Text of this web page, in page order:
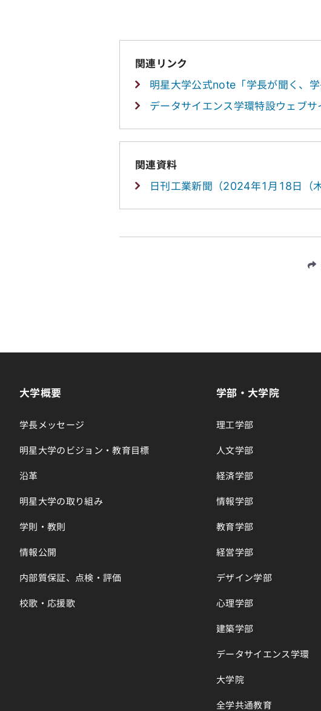
関連リンク
明星大学公式note「学長が聞く、学
データサイエンス学環特設ウェブサ
関連資料
日刊工業新聞（2024年1月18日（
大学概要
学長メッセージ
明星大学のビジョン・教育目標
沿革
明星大学の取り組み
学則・教則
情報公開
内部質保証、点検・評価
校歌・応援歌
学部・大学院
理工学部
人文学部
経済学部
情報学部
教育学部
経営学部
デザイン学部
心理学部
建築学部
データサイエンス学環
大学院
全学共通教育